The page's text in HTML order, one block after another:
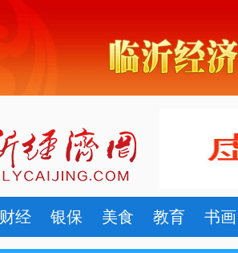
财经 银保 美食 教育 书画